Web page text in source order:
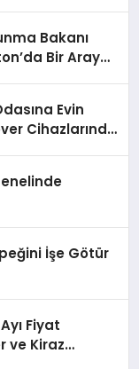
Bakanı
Bir Araya
Evin
Cihazlarında
İşe Götür
Fiyat
ve Kiraz